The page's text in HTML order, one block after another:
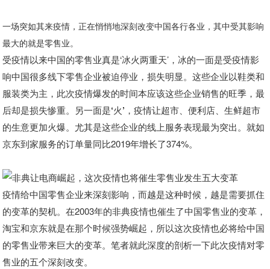
一场突如其来疫情，正在悄悄地深刻改变中国各行各业，其中受其影响
最大的就是零售业。
受疫情以来中国的零售业真是‘冰火两重天’， 冰的一面是受疫情影
响中国很多线下零售企业被迫停业，损失明显。这些企业以鞋类和
服装类为主，此次疫情爆发的时间本应该这些企业销售的旺季，最
后却是损失惨重。 另一面是‘火’，疫情让超市、便利店、生鲜超市
的生意更加火爆。 尤其是这些企业的线上服务表现最为突出。就如
京东到家服务的订单量同比2019年增长了374%。
疫情给中国零售企业来深刻影响，而越是这种时候，越是需要抓住
的变革的契机。在2003年的非典疫情也催生了中国零售业的变革，
淘宝和京东就是在那个时候强势崛起，所以这次疫情也必将给中国
的零售业带来巨大的变革。笔者就此深度的剖析一下此次疫情对零
售业的五个深刻改变。